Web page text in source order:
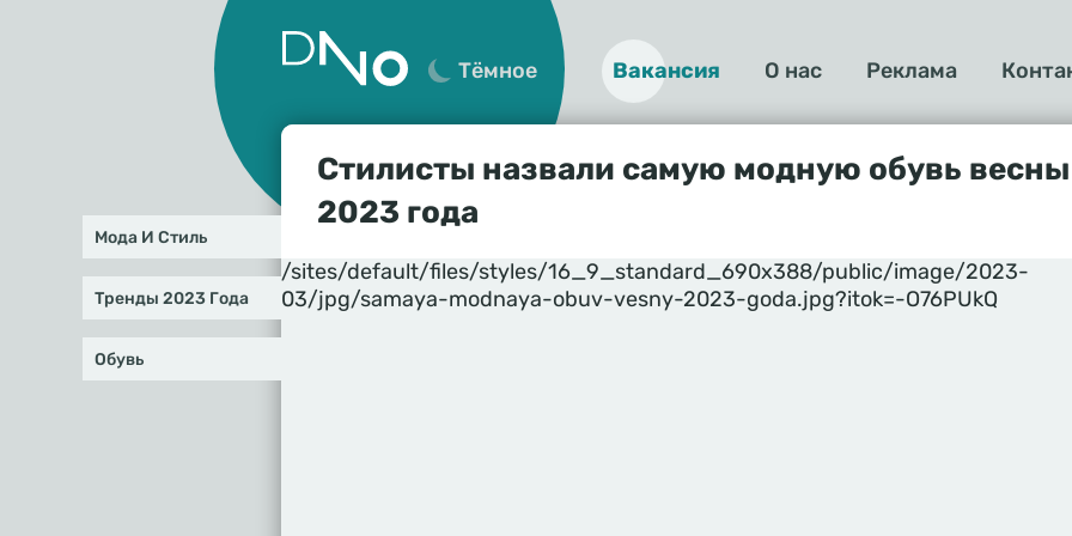
Тёмное
О
нас
Вакансия О нас Реклама
Стилисты назвали самую модную обувь весны
2023 года
/sites/default/files/styles/16_9_standard_690x388/public/image/2023-
03/jpg/samaya-modnaya-obuv-vesny-2023-goda.jpg?itok=-O76PUkQ
Мода И Стиль
Тренды 2023 Года
Обувь